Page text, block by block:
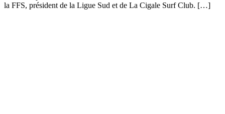
la FFS, président de la Ligue Sud et de La Cigale Surf Club. […]